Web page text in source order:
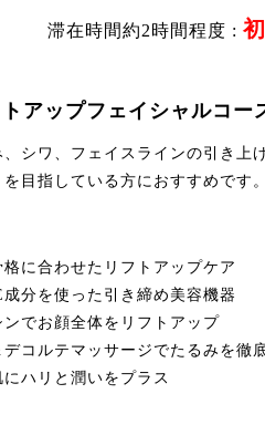
滞在時間約2時間程度 :
アップフェイシャルコー
シワ、フェイスラインの引き上
目指している方におすすめです。
に合わせたリフトアップケア
分を使った引き締め美容機器
でお顔全体をリフトアップ
コルテマッサージでたるみを徹
ハリと潤いをプラス